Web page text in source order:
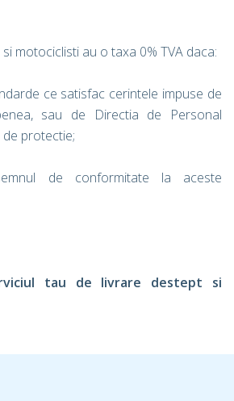
motociclisti au o taxa 0% TVA daca:
ce satisfac cerintele impuse de
sau de Directia de Personal
protectie;
de conformitate la aceste
tau de livrare destept si